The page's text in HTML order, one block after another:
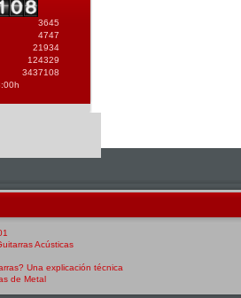
3645
4747
21934
124329
3437108
Acústicas
Una explicación técnica
de Metal